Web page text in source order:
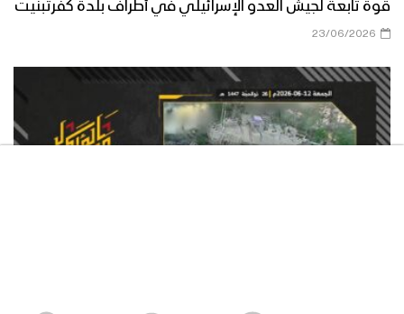
قوة تابعة لجيش العدو الإسرائيلي في أطراف بلدة كفرتبنيت
23/06/2026